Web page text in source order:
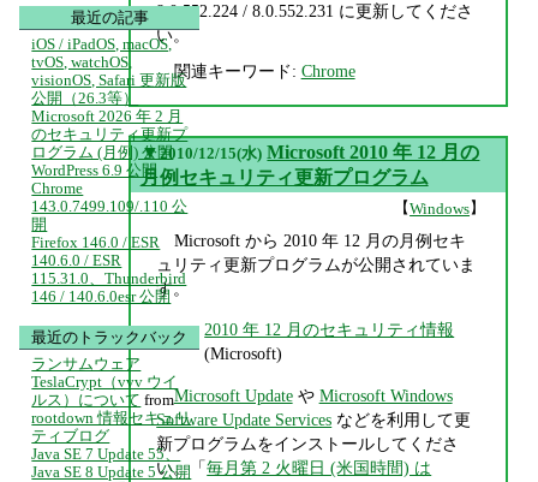
8.0.552.224 / 8.0.552.231 に更新してくださ
い。
関連キーワード: Chrome
▼2010/12/15(水) Microsoft 2010 年 12 月の
月例セキュリティ更新プログラム
【Windows】
Microsoft から 2010 年 12 月の月例セキ
ュリティ更新プログラムが公開されていま
す。
2010 年 12 月のセキュリティ情報
(Microsoft)
Microsoft Updateや Microsoft Windows
Software Update Services などを利用して更
新プログラムをインストールしてくださ
い。「毎月第 2 火曜日 (米国時間) は
最近の記事
iOS / iPadOS, macOS,
tvOS, watchOS,
visionOS, Safari 更新版
公開（26.3等）
Microsoft 2026 年 2 月
のセキュリティ更新プ
ログラム (月例) 公開
WordPress 6.9 公開
Chrome
143.0.7499.109/.110 公
開
Firefox 146.0 / ESR
140.6.0 / ESR
115.31.0、Thunderbird
146 / 140.6.0esr 公開
最近のトラックバック
ランサムウェア
TeslaCrypt（vvv ウイ
ルス）について from
rootdown 情報セキュリ
ティブログ
Java SE 7 Update 55、
Java SE 8 Update 5 公開